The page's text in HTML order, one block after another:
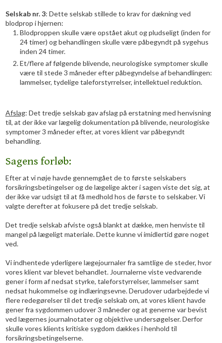
Selskab nr. 3: Dette selskab stillede to krav for dækning ved
blodprop i hjernen:
​Blodproppen skulle være opstået akut og pludseligt (inden for
24 timer) og behandlingen skulle være påbegyndt på sygehus
inden 24 timer.
Et/flere af følgende blivende, neurologiske symptomer skulle
være til stede 3 måneder efter påbegyndelse af behandlingen:
lammelser, tydelige taleforstyrrelser, intellektuel reduktion.
Afslag: Det tredje selskab gav afslag på erstatning med henvisning
til, at der ikke var lægelig dokumentation på blivende, neurologiske
symptomer 3 måneder efter, at vores klient var påbegyndt
behandling.
Sagens forløb:
​Efter at vi nøje havde gennemgået de to første selskabers
forsikringsbetingelser og de lægelige akter i sagen viste det sig, at
der ikke var udsigt til at få medhold hos de første to selskaber. Vi
valgte derefter at fokusere på det tredje selskab.
Det tredje selskab afviste også blankt at dække, men henviste til
mangel på lægeligt materiale. Dette kunne vi imidlertid gøre noget
ved.
Vi indhentede yderligere lægejournaler fra samtlige de steder, hvor
vores klient var blevet behandlet. Journalerne viste vedvarende
gener i form af nedsat styrke, taleforstyrrelser, lammelser samt
nedsat hukommelse og indlæringsevne. Derudover udarbejdede vi
flere redegørelser til det tredje selskab om, at vores klient havde
gener fra sygdommen udover 3 måneder og at generne var bevist
ved lægernes journalnotater og objektive undersøgelser. Derfor
skulle vores klients kritiske sygdom dækkes i henhold til
forsikringsbetingelserne.